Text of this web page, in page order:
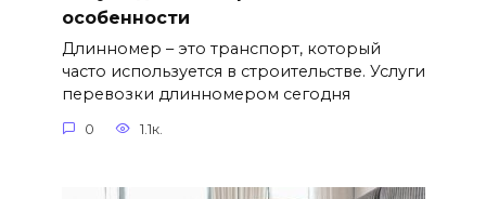
особенности
Длинномер – это транспорт, который
часто используется в строительстве. Услуги
перевозки длинномером сегодня
0 1.1к.